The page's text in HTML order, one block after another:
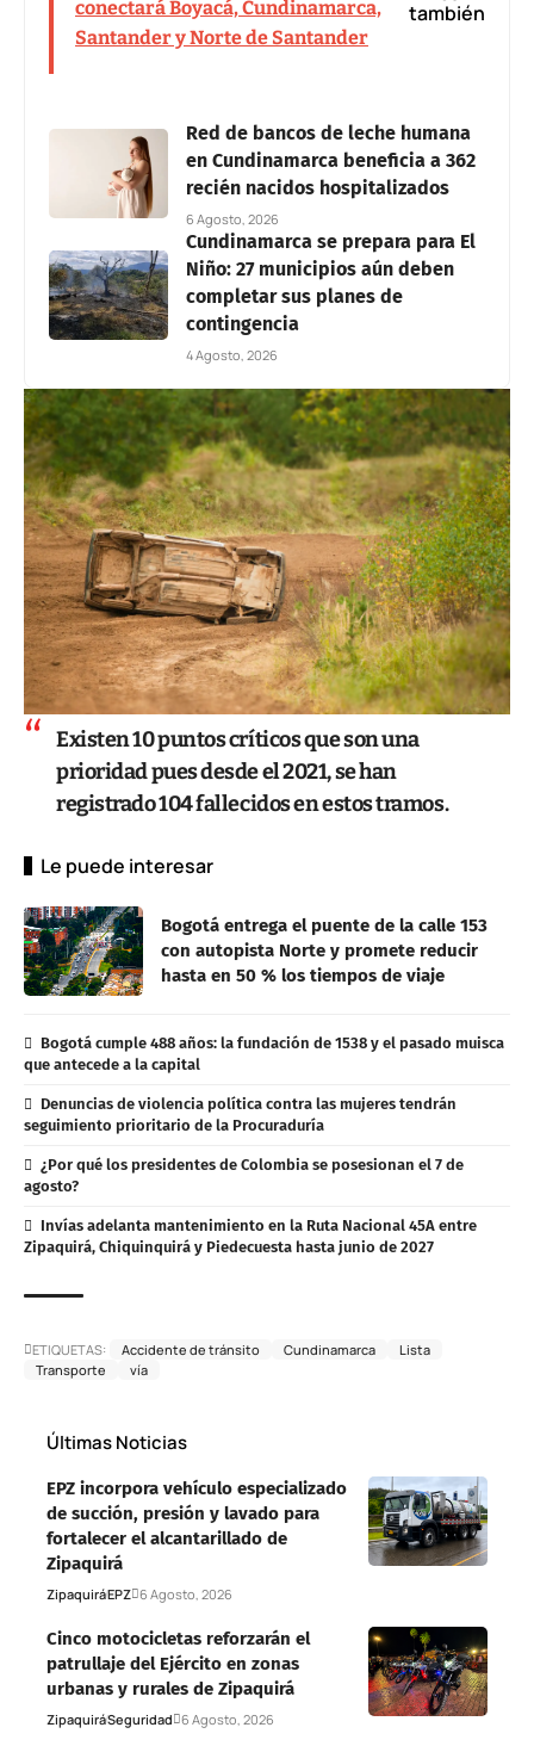
conectará Boyacá, Cundinamarca,
Santander y Norte de Santander
también
Red de bancos de leche humana
en Cundinamarca beneficia a 362
recién nacidos hospitalizados
6 Agosto, 2026
Cundinamarca se prepara para El
Niño: 27 municipios aún deben
completar sus planes de
contingencia
4 Agosto, 2026
Existen 10 puntos críticos que son una
prioridad pues desde el 2021, se han
registrado 104 fallecidos en estos tramos.
Le puede interesar
Bogotá entrega el puente de la calle 153
con autopista Norte y promete reducir
hasta en 50 % los tiempos de viaje
Bogotá cumple 488 años: la fundación de 1538 y el pasado muisca
que antecede a la capital
Denuncias de violencia política contra las mujeres tendrán
seguimiento prioritario de la Procuraduría
¿Por qué los presidentes de Colombia se posesionan el 7 de
agosto?
Invías adelanta mantenimiento en la Ruta Nacional 45A entre
Zipaquirá, Chiquinquirá y Piedecuesta hasta junio de 2027
ETIQUETAS: Accidente de tránsito Cundinamarca
Lista
Transporte
vía
Últimas Noticias
EPZ incorpora vehículo especializado
de succión, presión y lavado para
fortalecer el alcantarillado de
Zipaquirá
ZipaquiráEPZ 6 Agosto, 2026
Cinco motocicletas reforzarán el
patrullaje del Ejército en zonas
urbanas y rurales de Zipaquirá
ZipaquiráSeguridad 6 Agosto, 2026